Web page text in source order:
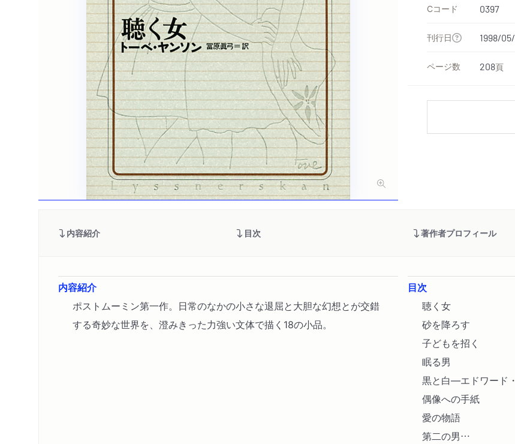
Cコード 0397
刊行日 1998/
ページ数 208頁
内容紹介 目次 著作者プロフィール
内容紹介
ポストムーミン第一作。日常のなかの小さな退屈と大胆な幻想とが交錯
する奇妙な世界を、澄みきった力強い文体で描く18の小品。
目次
聴く女
砂を降ろす
子どもを招く
眠る男
黒と白―エドワード
偶像への手紙
愛の物語
第二の男